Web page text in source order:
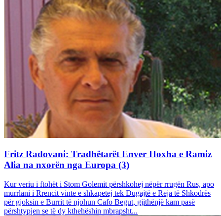
Fritz Radovani: Tradhëtarët Enver Hoxha e Ramiz
Alia na nxorën nga Europa (3)
Kur veriu i ftohët i Stom Golemit përshkohej nëpër rrugën Rus, apo
murrlani i Rrencit vinte e shkapetej tek Dugajtë e Reja të Shkodrës
për gjoksin e Burrit të njohun Cafo Begut, gjithënjë kam pasë
përshtypjen se të dy kthehëshin mbrapsht...